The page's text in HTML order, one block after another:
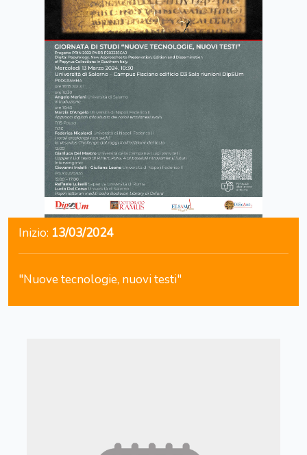
Inizio: 13/03/2024
"Nuove tecnologie, nuovi testi"